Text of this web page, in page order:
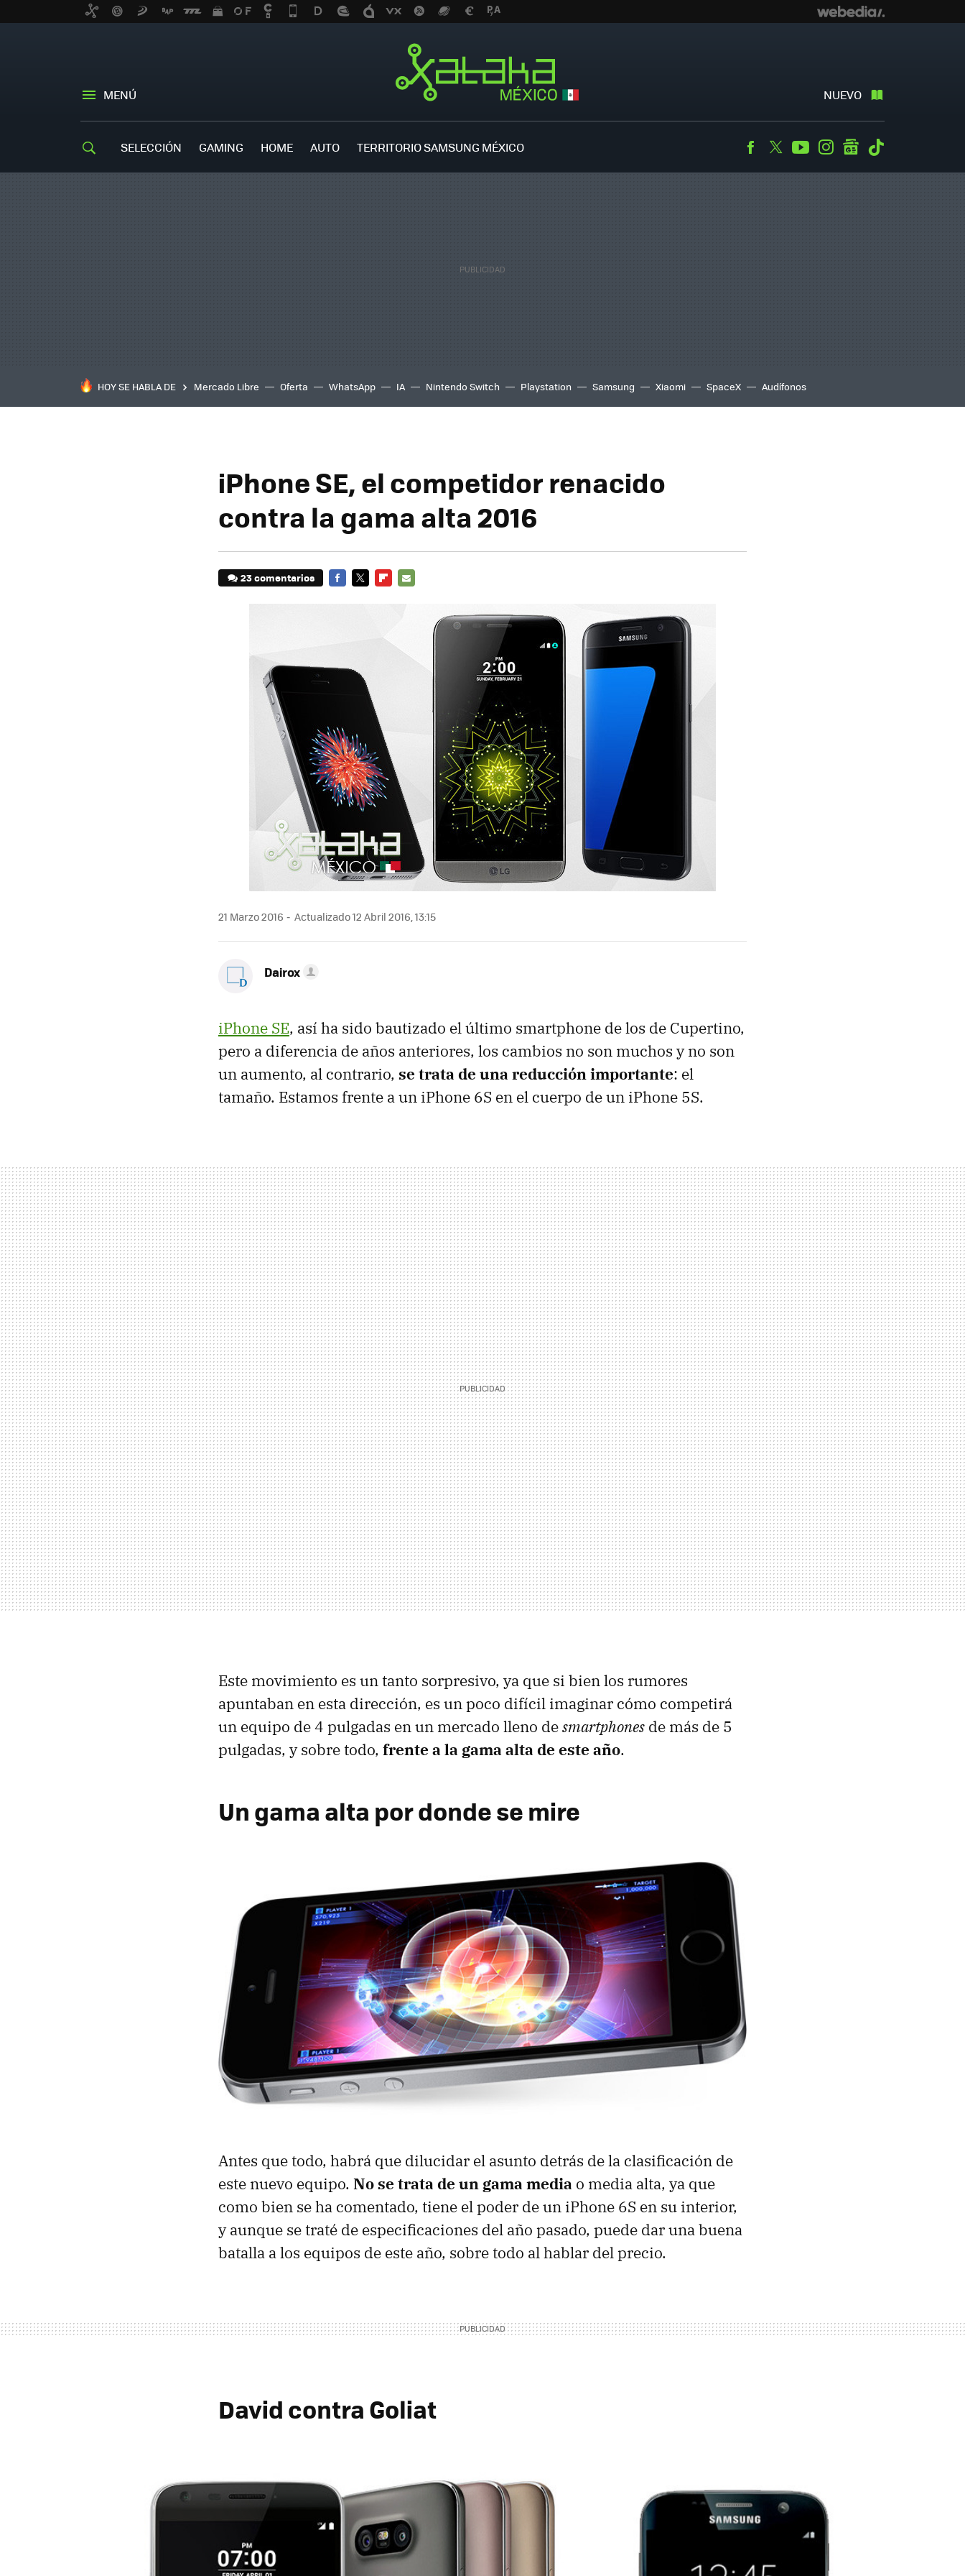
MENÚ NUEVO
SELECCIÓN GAMING HOME AUTO TERRITORIO SAMSUNG MÉXICO Facebook
TwitterYoutubeInstagramgooglenews
HOY SE HABLA DE Mercado Libre Oferta WhatsApp IA Nintendo Switch Playstation Samsung Xiaomi SpaceX Audífonos
iPhone SE, el competidor renacido
contra la gama alta 2016
23 comentarios
21 Marzo 2016 Actualizado 12 Abril 2016, 13:15
Dairox
iPhone SE, así ha sido bautizado el último smartphone de los de Cupertino,
pero a diferencia de años anteriores, los cambios no son muchos y no son
un aumento, al contrario, se trata de una reducción importante: el
tamaño. Estamos frente a un iPhone 6S en el cuerpo de un iPhone 5S.
Este movimiento es un tanto sorpresivo, ya que si bien los rumores
apuntaban en esta dirección, es un poco difícil imaginar cómo competirá
un equipo de 4 pulgadas en un mercado lleno desmartphones de más de 5
pulgadas, y sobre todo, frente a la gama alta de este año.
Un gama alta por donde se mire
Antes que todo, habrá que dilucidar el asunto detrás de la clasificación de
este nuevo equipo. No se trata de un gama media o media alta, ya que
como bien se ha comentado, tiene el poder de un iPhone 6S en su interior,
y aunque se traté de especificaciones del año pasado, puede dar una buena
batalla a los equipos de este año, sobre todo al hablar del precio.
David contra Goliat